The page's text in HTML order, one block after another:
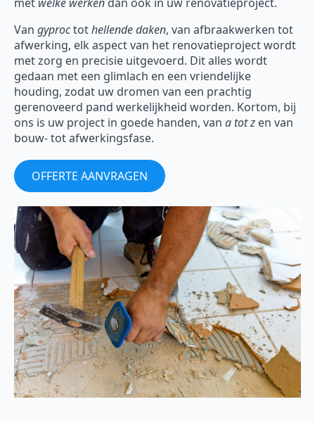
Van gyproctothellende daken, van afbraakwerken tot
afwerking, elk aspect van het renovatieproject wordt
met zorg en precisie uitgevoerd. Dit alles wordt
gedaan met een glimlach en een vriendelijke
houding, zodat uw dromen van een prachtig
gerenoveerd pand werkelijkheid worden. Kortom, bij
ons is uw project in goede handen, van a tot z en van
bouw- tot afwerkingsfase.
OFFERTE AANVRAGEN